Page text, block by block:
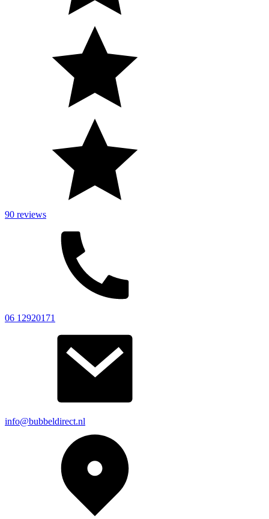
90 reviews
06 12920171
info@bubbeldirect.nl